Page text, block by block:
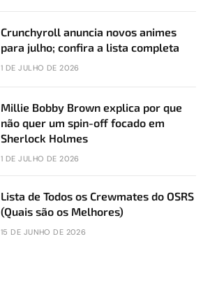
Crunchyroll anuncia novos animes
para julho; confira a lista completa
1 DE JULHO DE 2026
Millie Bobby Brown explica por que
não quer um spin-off focado em
Sherlock Holmes
1 DE JULHO DE 2026
Lista de Todos os Crewmates do OSRS
(Quais são os Melhores)
15 DE JUNHO DE 2026